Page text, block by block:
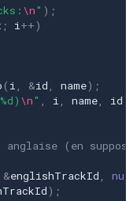
\n" );
; i ++)
( i &id name);
\n" i name id
anglaise (en
&englishTrackId
);